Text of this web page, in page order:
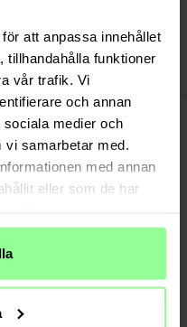
att anpassa innehållet
tillhandahålla funktioner
vår trafik. Vi
och annan
medier och
samarbetar med.
med annan
eller som de har
Edelstahl, das deiner
magnetische Schnalle ist
austauschbar - für die
Stil.
werden